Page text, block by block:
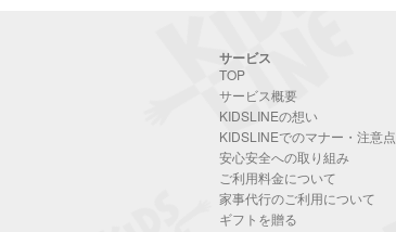
サービス
TOP
サービス概要
KIDSLINEの想い
KIDSLINEでのマナー・注意点
安心安全への取り組み
ご利用料金について
家事代行のご利用について
ギフトを贈る